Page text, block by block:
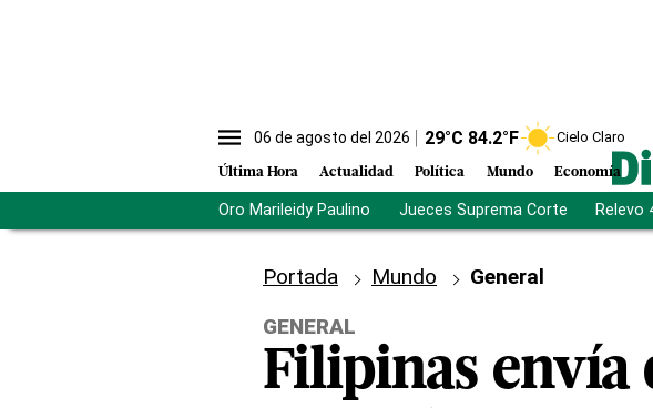
06 de agosto del 2026 29°C 84.2°F Cielo Claro
Última Hora Actualidad Política Mundo Economía
Oro Marileidy Paulino Jueces Suprema Corte Relevo
Portada Mundo
General
GENERAL
Filipinas envía